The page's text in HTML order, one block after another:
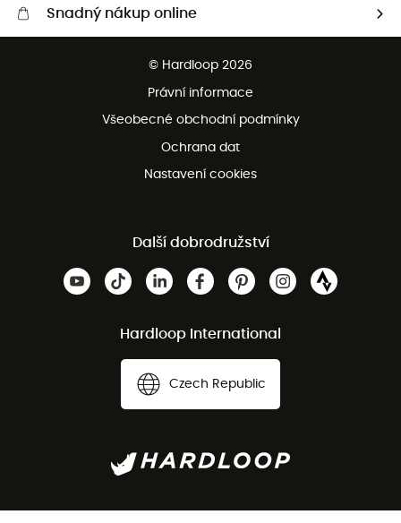
Snadný nákup online
Bezplatné vrácení do 100 dnů
Bezplatná zákaznická služba
© Hardloop 2026
Právní informace
Všeobecné obchodní podmínky
Ochrana dat
Nastavení cookies
Další dobrodružství
Hardloop International
Czech Republic